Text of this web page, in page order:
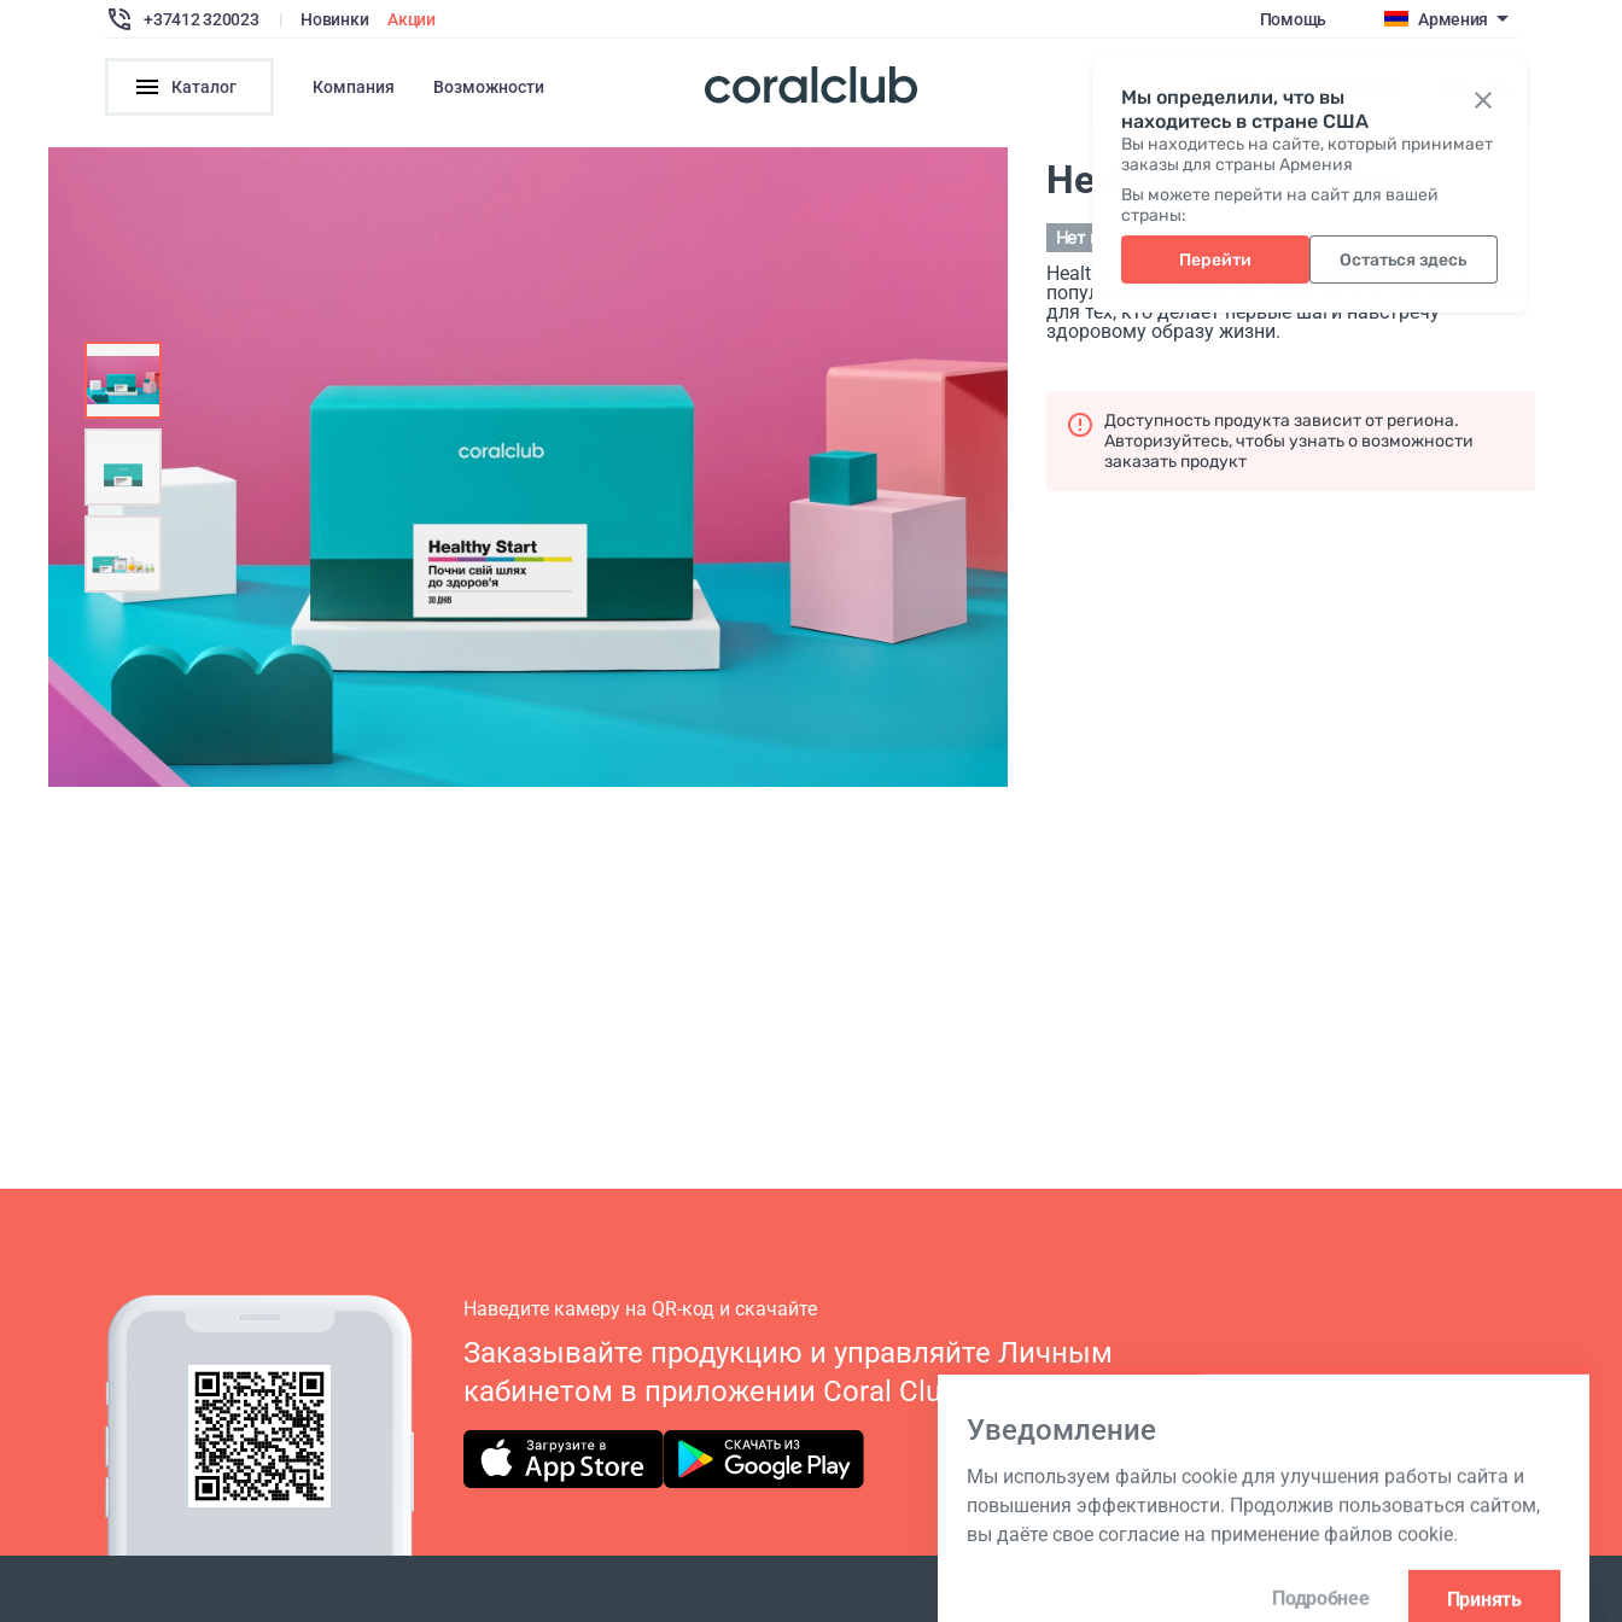
Мы определили, что вы
находитесь в стране США
Вы находитесь на сайте, который принимает
заказы для страны Армения
Вы можете перейти на сайт для вашей
страны:
Перейти Остаться здесь
+37412 320023 | Новинки Акции Помощь Армения
Каталог Компания Возможности
Healthy Start, набор
Нет в наличии
Healthy Start — гармоничная комбинация пяти
популярных продуктов Coral Club и готовое решение
для тех, кто делает первые шаги навстречу
здоровому образу жизни.
Доступность продукта зависит от региона.
Авторизуйтесь, чтобы узнать о возможности
заказать продукт
Уведомление
Мы используем файлы cookie для улучшения работы сайта и
повышения эффективности. Продолжив пользоваться сайтом,
вы даёте свое согласие на применение файлов cookie.
Подробнее Принять
Наведите камеру на QR-код и скачайте
Заказывайте продукцию и управляйте Личным
кабинетом в приложении Coral Club